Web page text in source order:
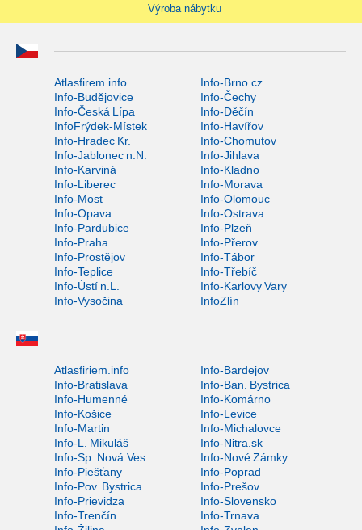
Výroba nábytku
Atlasfirem.info
Info-Brno.cz
Info-Budějovice
Info-Čechy
Info-Česká Lípa
Info-Děčín
InfoFrýdek-Místek
Info-Havířov
Info-Hradec Kr.
Info-Chomutov
Info-Jablonec n.N.
Info-Jihlava
Info-Karviná
Info-Kladno
Info-Liberec
Info-Morava
Info-Most
Info-Olomouc
Info-Opava
Info-Ostrava
Info-Pardubice
Info-Plzeň
Info-Praha
Info-Přerov
Info-Prostějov
Info-Tábor
Info-Teplice
Info-Třebíč
Info-Ústí n.L.
Info-Karlovy Vary
Info-Vysočina
InfoZlín
Atlasfiriem.info
Info-Bardejov
Info-Bratislava
Info-Ban. Bystrica
Info-Humenné
Info-Komárno
Info-Košice
Info-Levice
Info-Martin
Info-Michalovce
Info-L. Mikuláš
Info-Nitra.sk
Info-Sp. Nová Ves
Info-Nové Zámky
Info-Piešťany
Info-Poprad
Info-Pov. Bystrica
Info-Prešov
Info-Prievidza
Info-Slovensko
Info-Trenčín
Info-Trnava